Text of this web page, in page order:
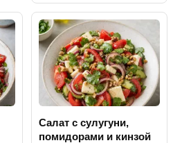
Салат с сулугуни,
помидорами и кинзой